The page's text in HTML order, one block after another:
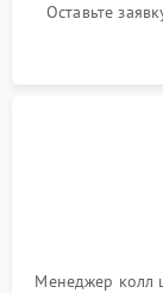
Оставьте
Менеджер колл